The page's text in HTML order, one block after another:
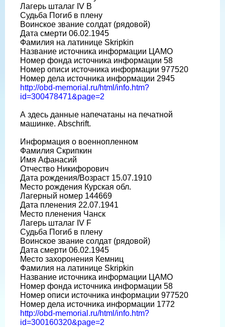
Лагерь шталаг IV B
Судьба Погиб в плену
Воинское звание солдат (рядовой)
Дата смерти 06.02.1945
Фамилия на латинице Skripkin
Название источника информации ЦАМО
Номер фонда источника информации 58
Номер описи источника информации 977520
Номер дела источника информации 2945
http://obd-memorial.ru/html/info.htm?
id=300478471&page=2
А здесь данные напечатаны на печатной
машинке. Abschrift.
Информация о военнопленном
Фамилия Скрипкин
Имя Афанасий
Отчество Никифорович
Дата рождения/Возраст 15.07.1910
Место рождения Курская обл.
Лагерный номер 144669
Дата пленения 22.07.1941
Место пленения Чанск
Лагерь шталаг IV F
Судьба Погиб в плену
Воинское звание солдат (рядовой)
Дата смерти 06.02.1945
Место захоронения Кемниц
Фамилия на латинице Skripkin
Название источника информации ЦАМО
Номер фонда источника информации 58
Номер описи источника информации 977520
Номер дела источника информации 1772
http://obd-memorial.ru/html/info.htm?
id=300160320&page=2